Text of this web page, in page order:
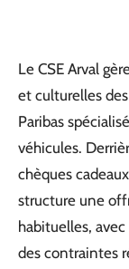
Le CSE Arval
et culturelles
Paribas
véhicules.
chèques
structure une
habituelles,
des contraintes